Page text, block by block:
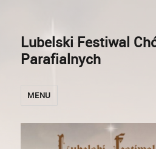
Lubelski Festiwal
Parafialnych
MENU